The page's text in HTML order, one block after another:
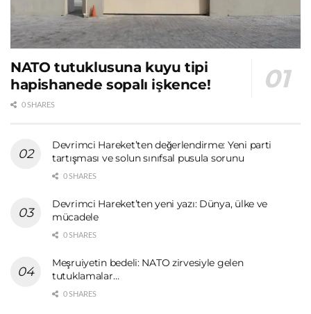
NATO tutuklusuna kuyu tipi
hapishanede sopalı işkence!
0 SHARES
Devrimci Hareket’ten değerlendirme: Yeni parti
tartışması ve solun sınıfsal pusula sorunu
0 SHARES
Devrimci Hareket’ten yeni yazı: Dünya, ülke ve
mücadele
0 SHARES
Meşruiyetin bedeli: NATO zirvesiyle gelen
tutuklamalar…
0 SHARES